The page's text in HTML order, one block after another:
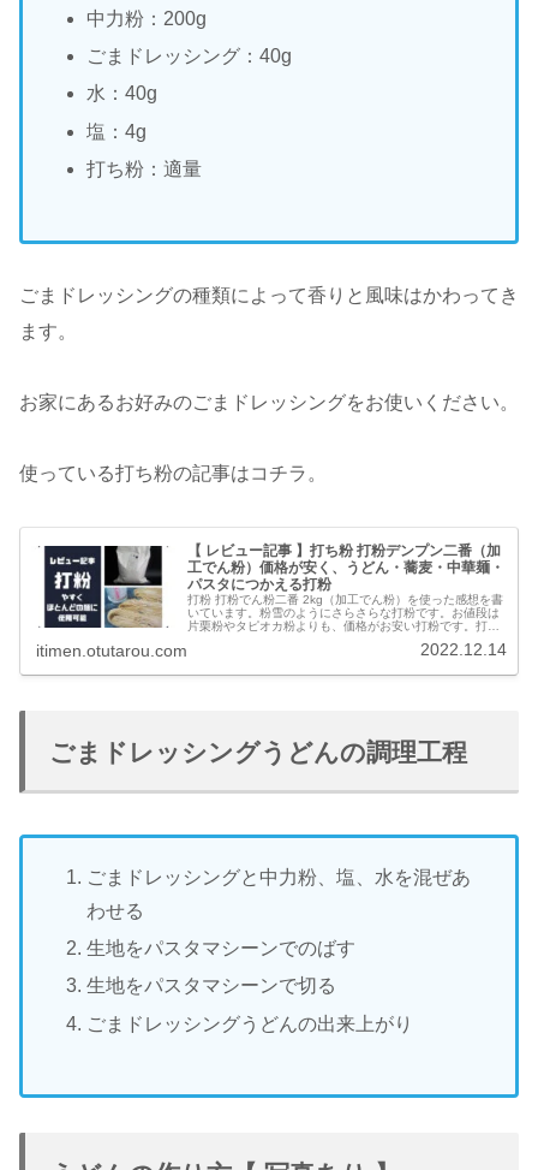
中力粉：200g
ごまドレッシング：40g
水：40g
塩：4g
打ち粉：適量
ごまドレッシングの種類によって香りと風味はかわってき
ます。
お家にあるお好みのごまドレッシングをお使いください。
使っている打ち粉の記事はコチラ。
【 レビュー記事 】打ち粉 打粉デンプン二番（加
工でん粉）価格が安く、うどん・蕎麦・中華麺・
パスタにつかえる打粉
打粉 打粉でん粉二番 2kg（加工でん粉）を使った感想を書
いています。粉雪のようにさらさらな打粉です。お値段は
片栗粉やタピオカ粉よりも、価格がお安い打粉です。打粉
とんどの麺に打ち粉できます。そして、麺どおしがくっつ
itimen.otutarou.com 2022.12.14
ごまドレッシングうどんの調理工程
ごまドレッシングと中力粉、塩、水を混ぜあ
わせる
生地をパスタマシーンでのばす
生地をパスタマシーンで切る
ごまドレッシングうどんの出来上がり